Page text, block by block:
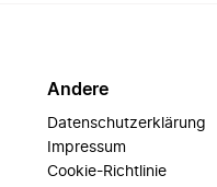
Andere
Datenschutzerklärung
Impressum
Cookie-Richtlinie